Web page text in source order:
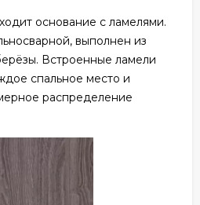
основание с ламелями.
выполнен из
Встроенные ламели
спальное место и
распределение